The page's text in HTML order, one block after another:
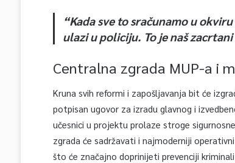
“Kada sve to sračunamo u
ulazi u policiju. To je naš
Centralna zgrada MUP-a i
Kruna svih reformi i zapošljavanja bit će
potpisan ugovor za izradu glavnog i
učesnici u projektu prolaze stroge
zgrada će sadržavati i najmoderniji
što će značajno doprinijeti prevenciji